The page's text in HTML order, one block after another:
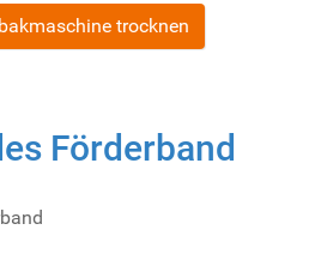
trocknen
Förderband